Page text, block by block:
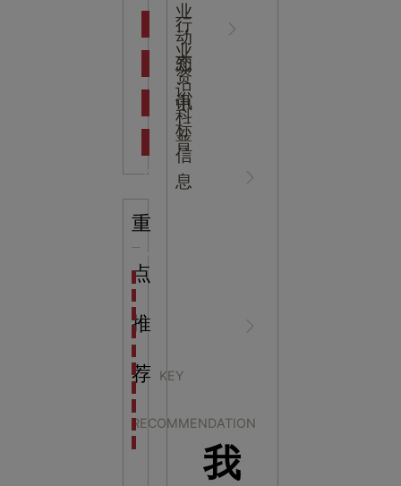
吉
心
NEWS
CENTER
业
动
态
行
业
资
讯
知
识
科
普
中
标
信
息
重
点
推
荐 KEY
RECOMMENDATION
海洋馆设计建设方案：展示内容和互动体验设计
非遗文化展厅设计要点：展厅布局策展技巧和创新元
航空航天科技馆设计思路：如何设计促进公众的兴趣
目前科技馆的展示内容主要包含哪些几个方面？
全息体验馆设计：打造身临其境的奇妙世界
我